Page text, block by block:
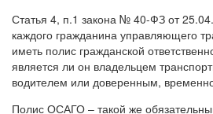
Статья 4, п.1 закона № 40-ФЗ от
каждого гражданина управляющего
иметь полис гражданской
является ли он владельцем
водителем или доверенным,
Полис ОСАГО – такой же